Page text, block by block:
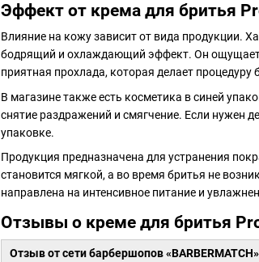
Эффект от крема для бритья
Влияние на кожу зависит от вида продукции.
бодрящий и охлаждающий эффект. Он
приятная прохлада, которая делает процедуру
В магазине также есть косметика в синей
снятие раздражений и смягчение. Если нужен
упаковке.
Продукция предназначена для устранения
становится мягкой, а во время бритья не
направлена на интенсивное питание и
Отзывы о креме для бритья
Отзыв от сети барбершопов «BARBERMATCH»